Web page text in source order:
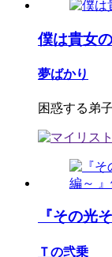
僕は貴女
夢ばかり
困惑する弟
『その光
Ｔの弐乗